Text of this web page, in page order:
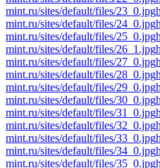
mint.ru/sites/default/files/23_0.jpg
mint.ru/sites/default/files/24_0.jpg
mint.ru/sites/default/files/25_0.jpg
mint.ru/sites/default/files/26_1.jpg
mint.ru/sites/default/files/27_0.jpg
mint.ru/sites/default/files/28_0.jpg
mint.ru/sites/default/files/29_0.jpg
mint.ru/sites/default/files/30_0.jpg
mint.ru/sites/default/files/31_0.jpg
mint.ru/sites/default/files/32_0.jpg
mint.ru/sites/default/files/33_0.jpg
mint.ru/sites/default/files/34_0.jpg
mint.ru/sites/default/files/35_0.jpg